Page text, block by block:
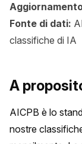
Fonte di dati:
classifiche di IA
A
AICPB è lo
nostre